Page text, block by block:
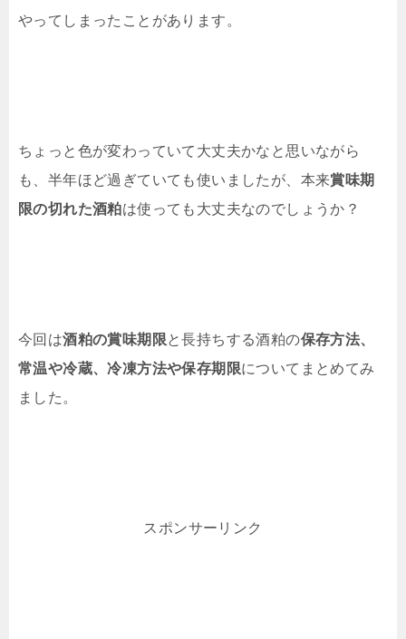
やってしまったことがあります。
ちょっと色が変わっていて大丈夫かなと思いながら
も、半年ほど過ぎていても使いましたが、本来賞味期
限の切れた酒粕は使っても大丈夫なのでしょうか？
今回は酒粕の賞味期限と長持ちする酒粕の保存方法、
常温や冷蔵、冷凍方法や保存期限についてまとめてみ
ました。
スポンサーリンク